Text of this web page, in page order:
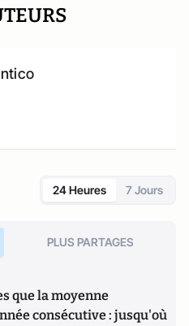
24 Heures 7 Jours
PLUS PARTAGES
que la moyenne
consécutive : jusqu'où